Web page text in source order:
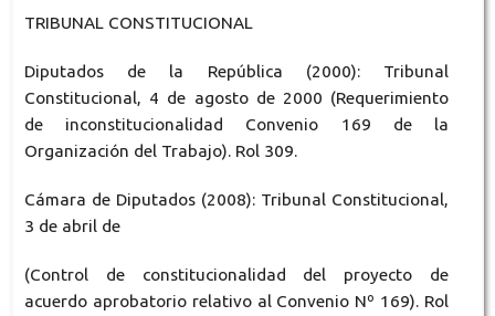
TRIBUNAL CONSTITUCIONAL
Diputados de la República (2000): Tribunal
Constitucional, 4 de agosto de 2000 (Requerimiento
de inconstitucionalidad Convenio 169 de la
Organización del Trabajo). Rol 309.
Cámara de Diputados (2008): Tribunal Constitucional,
3 de abril de
(Control de constitucionalidad del proyecto de
acuerdo aprobatorio relativo al Convenio Nº 169). Rol